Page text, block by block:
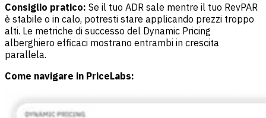
Consiglio pratico: Se il tuo ADR sale mentre il tuo RevPAR
è stabile o in calo, potresti stare applicando prezzi troppo
alti. Le metriche di successo del Dynamic Pricing
alberghiero efficaci mostrano entrambi in crescita
parallela.
Come navigare in PriceLabs: